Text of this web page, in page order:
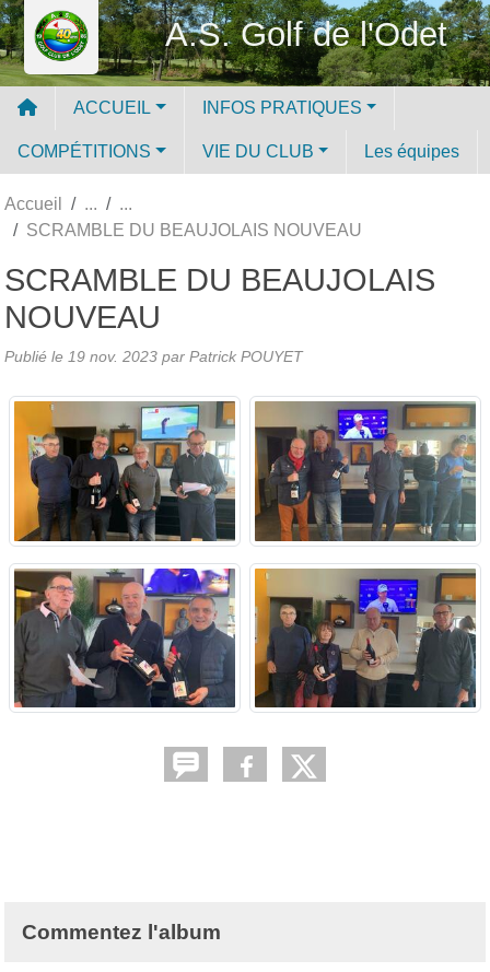
A.S. Golf de l'Odet
ACCUEIL INFOS PRATIQUES
COMPÉTITIONS VIE DU CLUB Les équipes
Accueil
SCRAMBLE DU BEAUJOLAIS NOUVEAU
SCRAMBLE DU BEAUJOLAIS
NOUVEAU
Publié le 19 nov. 2023 par Patrick POUYET
Commentez l'album
Panneau de gestion des cookies